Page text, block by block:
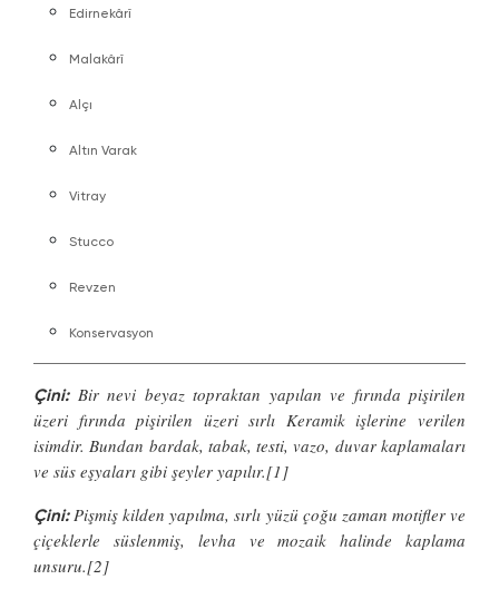
Edirnekârî
Malakârî
Alçı
Altın Varak
Vitray
Stucco
Revzen
Konservasyon
Çini: Bir nevi beyaz topraktan yapılan ve fırında pişirilen
üzeri fırında pişirilen üzeri sırlı Keramik işlerine verilen
isimdir. Bundan bardak, tabak, testi, vazo, duvar kaplamaları
ve süs eşyaları gibi şeyler yapılır.[1]
Çini:Pişmiş kilden yapılma, sırlı yüzü çoğu zaman motifler ve
çiçeklerle süslenmiş, levha ve mozaik halinde kaplama
unsuru.[2]